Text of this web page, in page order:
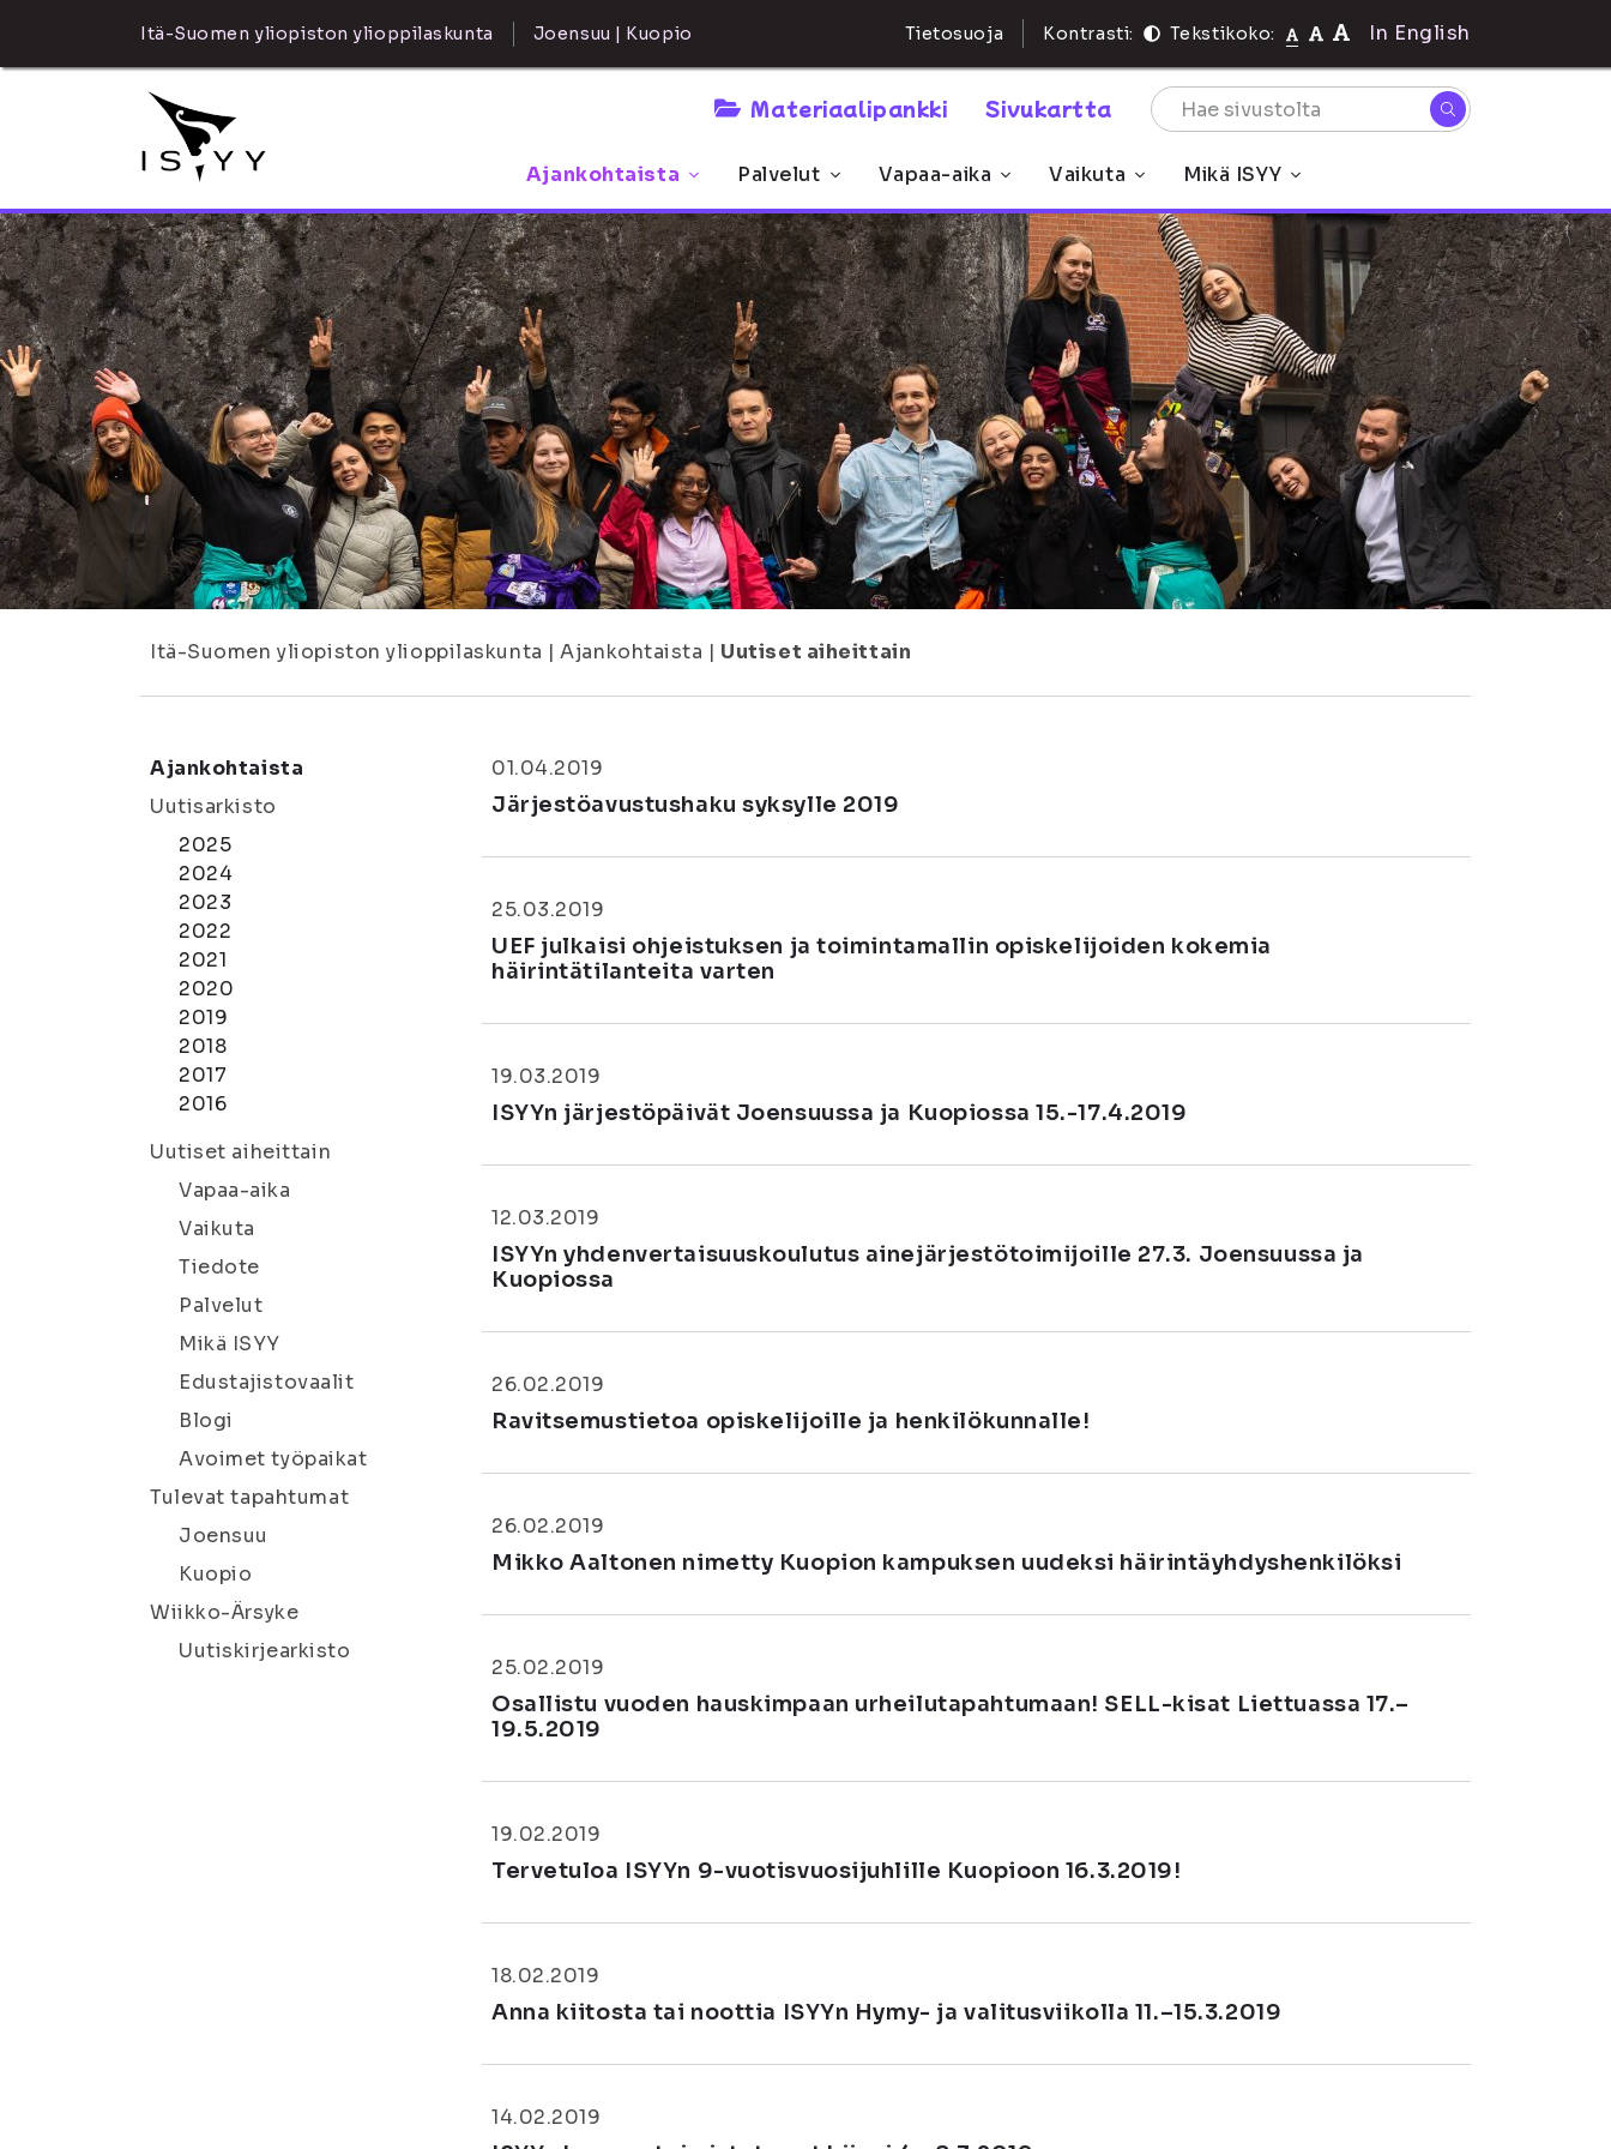
Itä-Suomen yliopiston ylioppilaskunta Joensuu | Kuopio Tietosuoja Kontrasti: Tekstikoko: In English
Materiaalipankki Sivukartta
Ajankohtaista Palvelut Vapaa-aika Vaikuta Mikä ISYY
Itä-Suomen yliopiston ylioppilaskunta | Ajankohtaista | Uutiset aiheittain
Ajankohtaista
Uutisarkisto
2025
2024
2023
2022
2021
2020
2019
2018
2017
2016
Uutiset aiheittain
Vapaa-aika
Vaikuta
Tiedote
Palvelut
Mikä ISYY
Edustajistovaalit
Blogi
Avoimet työpaikat
Tulevat tapahtumat
Joensuu
Kuopio
Wiikko-Ärsyke
Uutiskirjearkisto
01.04.2019
Järjestöavustushaku syksylle 2019
25.03.2019
UEF julkaisi ohjeistuksen ja toimintamallin opiskelijoiden kokemia
häirintätilanteita varten
19.03.2019
ISYYn järjestöpäivät Joensuussa ja Kuopiossa 15.-17.4.2019
12.03.2019
ISYYn yhdenvertaisuuskoulutus ainejärjestötoimijoille 27.3. Joensuussa ja
Kuopiossa
26.02.2019
Ravitsemustietoa opiskelijoille ja henkilökunnalle!
26.02.2019
Mikko Aaltonen nimetty Kuopion kampuksen uudeksi häirintäyhdyshenkilöksi
25.02.2019
Osallistu vuoden hauskimpaan urheilutapahtumaan! SELL-kisat Liettuassa 17.–
19.5.2019
19.02.2019
Tervetuloa ISYYn 9-vuotisvuosijuhlille Kuopioon 16.3.2019!
18.02.2019
Anna kiitosta tai noottia ISYYn Hymy- ja valitusviikolla 11.–15.3.2019
14.02.2019